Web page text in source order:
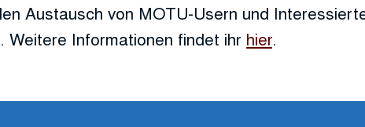
Austausch von MOTU-Usern und
Weitere Informationen findet ihr hier.